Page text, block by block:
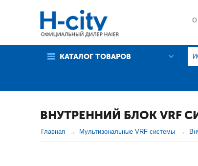
О
КАТАЛОГ ТОВАРОВ
ВНУТРЕННИЙ БЛОК VRF
Главная Мультизональные VRF системы